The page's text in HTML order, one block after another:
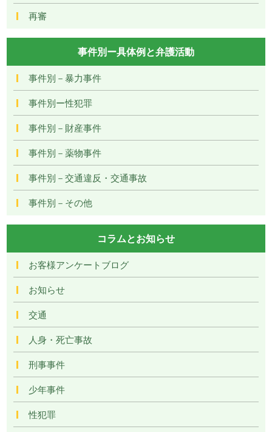
再審
事件別ー具体例と弁護活動
事件別－暴力事件
事件別ー性犯罪
事件別－財産事件
事件別－薬物事件
事件別－交通違反・交通事故
事件別－その他
コラムとお知らせ
お客様アンケートブログ
お知らせ
交通
人身・死亡事故
刑事事件
少年事件
性犯罪